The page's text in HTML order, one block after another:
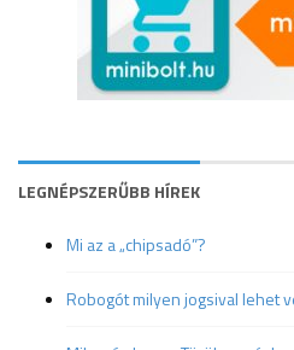
LEGNÉPSZERŰBB HÍREK
Mi az a „chipsadó”?
Robogót milyen jogsival lehet